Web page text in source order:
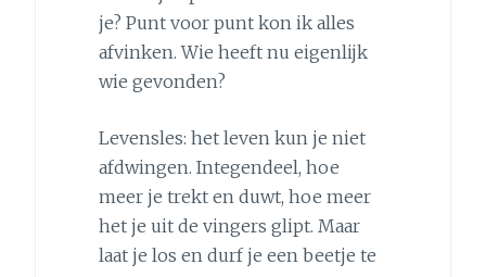
je? Punt voor punt kon ik alles
afvinken. Wie heeft nu eigenlijk
wie gevonden?
Levensles: het leven kun je niet
afdwingen. Integendeel, hoe
meer je trekt en duwt, hoe meer
het je uit de vingers glipt. Maar
laat je los en durf je een beetje te